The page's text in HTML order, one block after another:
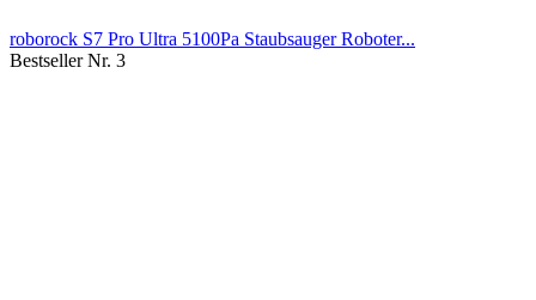
roborock S7 Pro Ultra 5100Pa Staubsauger Roboter...
Bestseller Nr. 3